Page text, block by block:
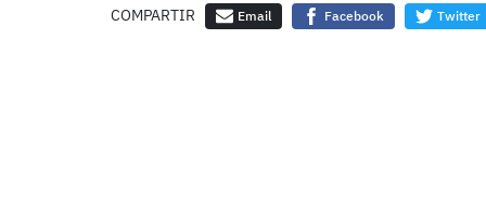
COMPARTIR Email Facebook Twitter